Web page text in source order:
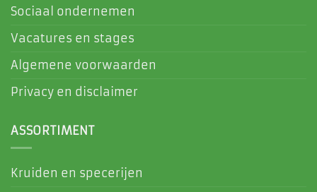
Sociaal ondernemen
Vacatures en stages
Algemene voorwaarden
Privacy en disclaimer
ASSORTIMENT
Kruiden en specerijen